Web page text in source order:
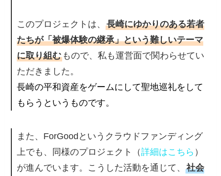
このプロジェクトは、長崎にゆかりのある若者
たちが「被爆体験の継承」という難しいテーマ
に取り組む もので、私も運営面で関わらせてい
ただきました。
長崎の平和資産をゲームにして聖地巡礼をして
もらうというものです。
また、ForGoodというクラウドファンディング
上でも、同様のプロジェクト（詳細はこちら ）
が進んでいます。こうした活動を通じて、社会